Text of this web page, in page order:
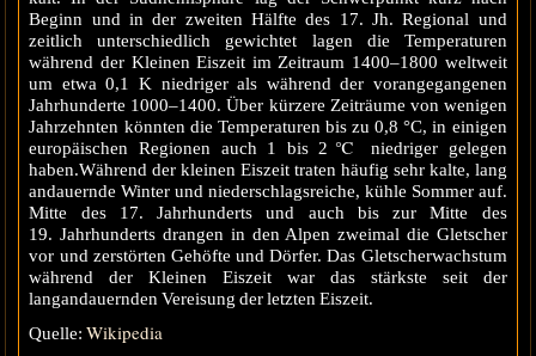
Beginn und in der zweiten Hälfte des 17. Jh. Regional und
zeitlich unterschiedlich gewichtet lagen die Temperaturen
während der Kleinen Eiszeit im Zeitraum 1400–1800 weltweit
um etwa 0,1 K niedriger als während der vorangegangenen
Jahrhunderte 1000–1400. Über kürzere Zeiträume von wenigen
Jahrzehnten könnten die Temperaturen bis zu 0,8 °C, in einigen
europäischen Regionen auch 1 bis 2℃ niedriger gelegen
haben.Während der kleinen Eiszeit traten häufig sehr kalte, lang
andauernde Winter und niederschlagsreiche, kühle Sommer auf.
Mitte des 17. Jahrhunderts und auch bis zur Mitte des
19. Jahrhunderts drangen in den Alpen zweimal die Gletscher
vor und zerstörten Gehöfte und Dörfer. Das Gletscherwachstum
während der Kleinen Eiszeit war das stärkste seit der
langandauernden Vereisung der letzten Eiszeit.
Quelle:Wikipedia